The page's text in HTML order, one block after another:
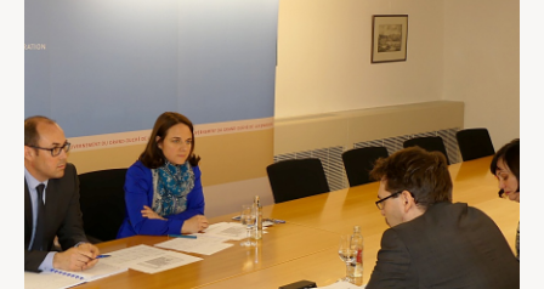
Développement professionnel
Devenir Membre
Actualités